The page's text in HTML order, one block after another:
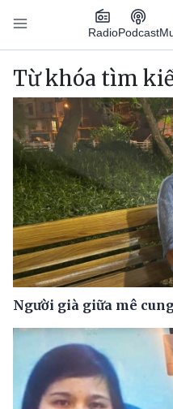
Nhảy đến nội dung
RadioPodcast
Main navigation
Từ khóa tìm
Người già giữa mê